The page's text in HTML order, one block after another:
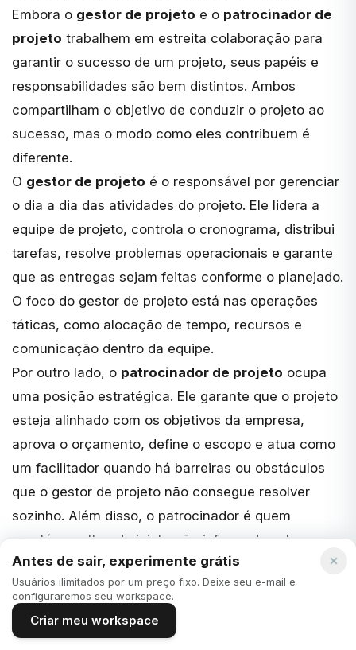
Embora o gestor de projeto e o patrocinador de
projeto trabalhem em estreita colaboração para
garantir o sucesso de um projeto, seus papéis e
responsabilidades são bem distintos. Ambos
compartilham o objetivo de conduzir o projeto ao
sucesso, mas o modo como eles contribuem é
diferente.
O gestor de projeto é o responsável por gerenciar
o dia a dia das atividades do projeto. Ele lidera a
equipe de projeto, controla o cronograma, distribui
tarefas, resolve problemas operacionais e garante
que as entregas sejam feitas conforme o planejado.
O foco do gestor de projeto está nas operações
táticas, como alocação de tempo, recursos e
comunicação dentro da equipe.
Por outro lado, o patrocinador de projeto ocupa
uma posição estratégica. Ele garante que o projeto
esteja alinhado com os objetivos da empresa,
aprova o orçamento, define o escopo e atua como
um facilitador quando há barreiras ou obstáculos
que o gestor de projeto não consegue resolver
sozinho. Além disso, o patrocinador é quem
mantém a alta administração informada sobre o
andamento do projeto.
Comparação das responsabilidades diárias e a
quem eles respondem
Ogestor de projetolida com tarefas operacionais
Antes de sair, experimente grátis
Usuários ilimitados por um preço fixo. Deixe seu e-mail e
configuraremos seu workspace.
Criar meu workspace